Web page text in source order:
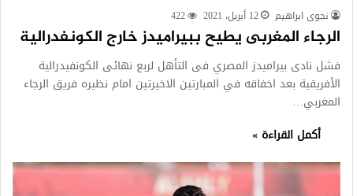
نجوى ابراهيم 12 أبريل، 2021 422
الرجاء المغربى يطيح ببيراميدز خارج الكونفدرالية
فشل نادى بيراميدز المصري فى التأهل لربع نهائى الكونفيدرالية
الأفريقية بعد اخفاقه في المبارتين الاخيرتين امام نظيره فريق الرجاء
المغربي…
أكمل القراءة »